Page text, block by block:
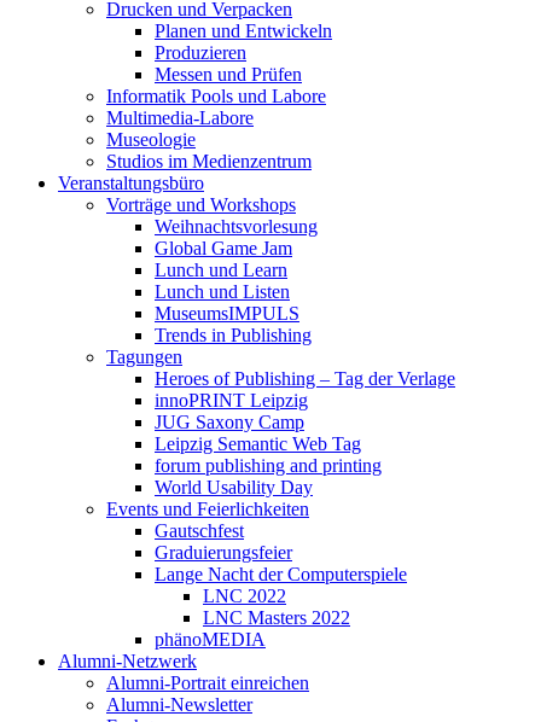
Drucken und Verpacken
Planen und Entwickeln
Produzieren
Messen und Prüfen
Informatik Pools und Labore
Multimedia-Labore
Museologie
Studios im Medienzentrum
Veranstaltungsbüro
Vorträge und Workshops
Weihnachtsvorlesung
Global Game Jam
Lunch und Learn
Lunch und Listen
MuseumsIMPULS
Trends in Publishing
Tagungen
Heroes of Publishing – Tag der Verlage
innoPRINT Leipzig
JUG Saxony Camp
Leipzig Semantic Web Tag
forum publishing and printing
World Usability Day
Events und Feierlichkeiten
Gautschfest
Graduierungsfeier
Lange Nacht der Computerspiele
LNC 2022
LNC Masters 2022
phänoMEDIA
Alumni-Netzwerk
Alumni-Portrait einreichen
Alumni-Newsletter